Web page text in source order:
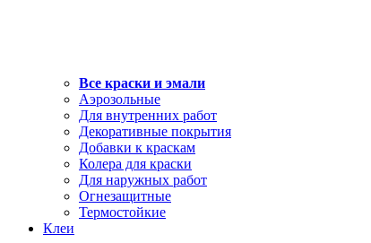
Все краски и эмали
Аэрозольные
Для внутренних работ
Декоративные покрытия
Добавки к краскам
Колера для краски
Для наружных работ
Огнезащитные
Термостойкие
Клеи